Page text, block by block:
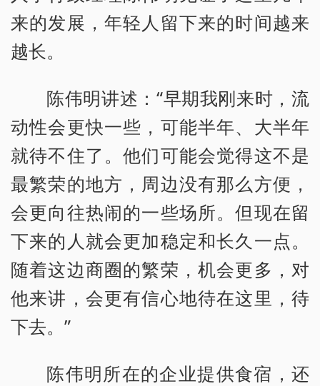
来的发展，年轻人留下来的时间越来
越长。
陈伟明讲述：“早期我刚来时，流
动性会更快一些，可能半年、大半年
就待不住了。他们可能会觉得这不是
最繁荣的地方，周边没有那么方便，
会更向往热闹的一些场所。但现在留
下来的人就会更加稳定和长久一点。
随着这边商圈的繁荣，机会更多，对
他来讲，会更有信心地待在这里，待
下去。”
陈伟明所在的企业提供食宿，还